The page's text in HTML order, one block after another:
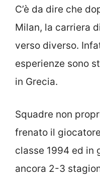
C’è da dire che
Milan, la carriera
verso diverso.
esperienze sono
in Grecia.
Squadre non
frenato il
classe 1994 ed in
ancora 2-3